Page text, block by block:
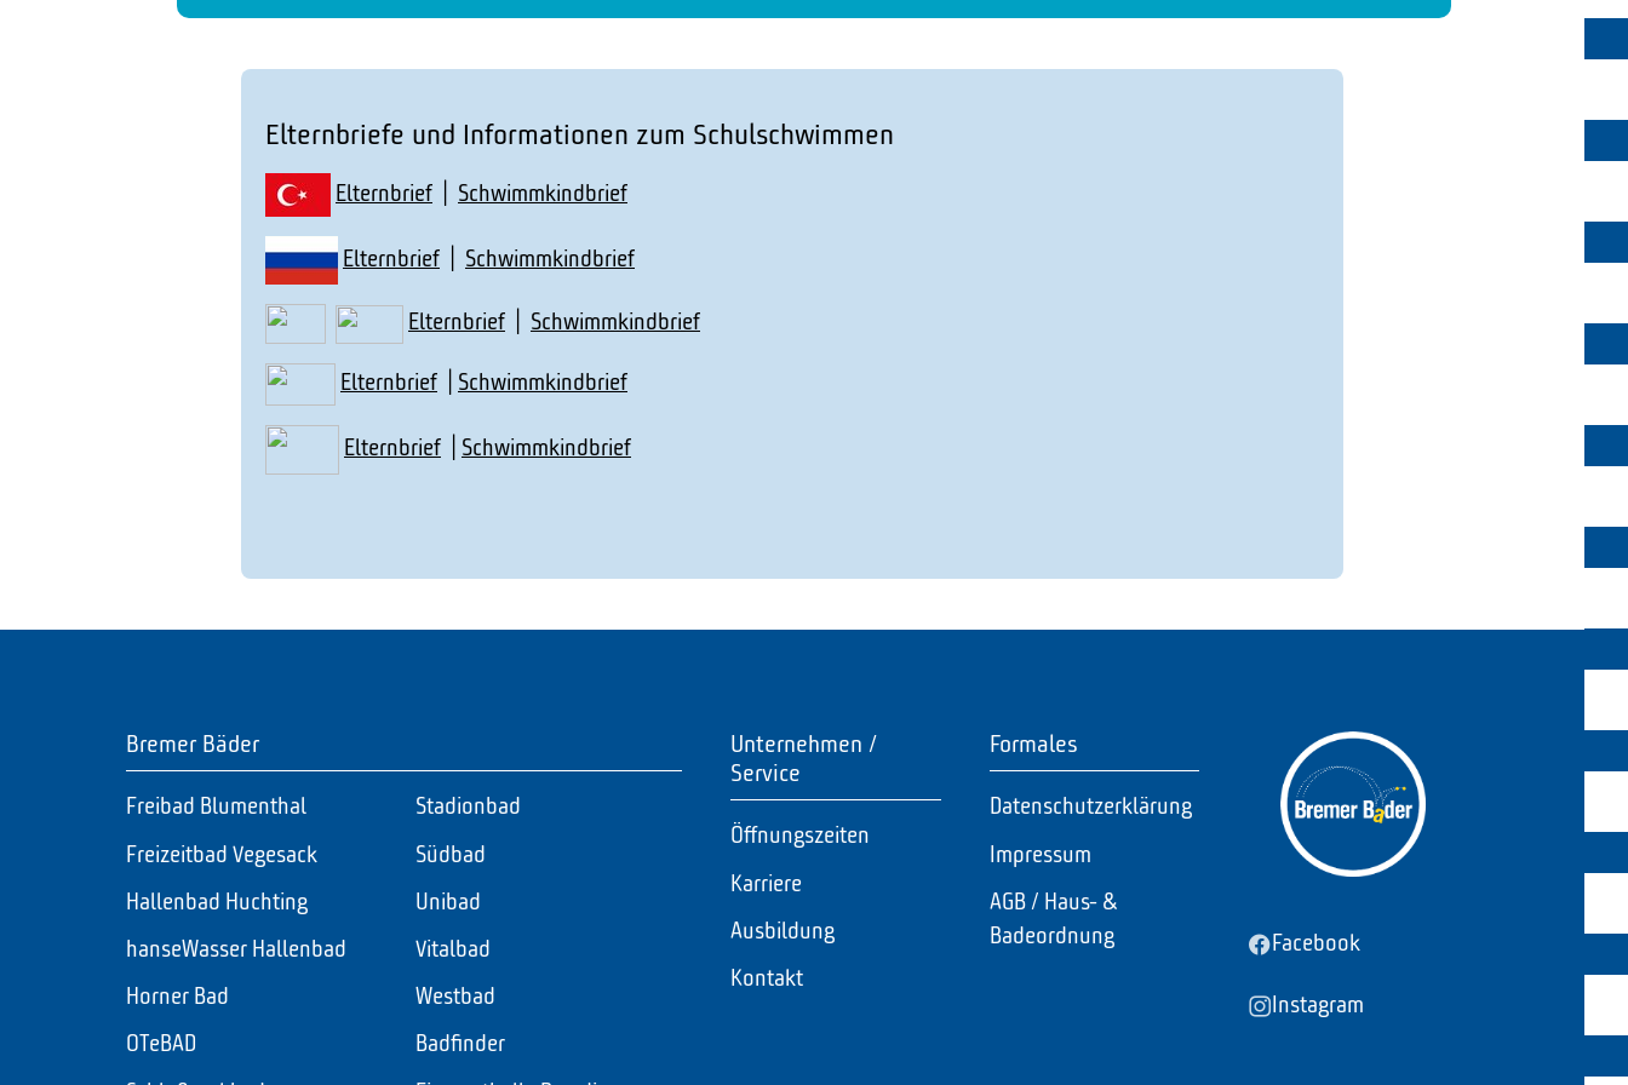
Elternbriefe und Informationen zum Schulschwimmen
Elternbrief Schwimmkindbrief
Elternbrief Schwimmkindbrief
Elternbrief Schwimmkindbrief
Elternbrief Schwimmkindbrief
Elternbrief Schwimmkindbrief
Bremer Bäder
Freibad Blumenthal
Freizeitbad Vegesack
Hallenbad Huchting
hanseWasser Hallenbad
Horner Bad
OTeBAD
Stadionbad
Südbad
Unibad
Vitalbad
Westbad
Badfinder
Unternehmen /
Service
Öffnungszeiten
Karriere
Ausbildung
Kontakt
Formales
Datenschutzerklärung
Impressum
AGB / Haus- &
Badeordnung
Facebook
Instagram